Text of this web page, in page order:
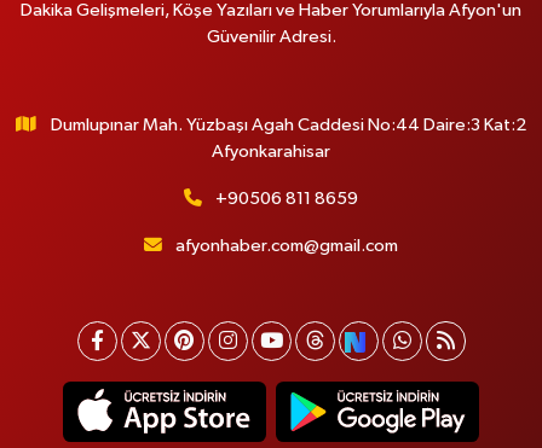
Dakika Gelişmeleri, Köşe Yazıları ve Haber Yorumlarıyla Afyon'un
Güvenilir Adresi.
Dumlupınar Mah. Yüzbaşı Agah Caddesi No:44 Daire:3 Kat:2
Afyonkarahisar
+90506 811 8659
afyonhaber.com@gmail.com